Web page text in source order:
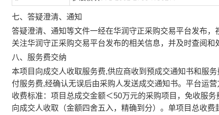
七、答疑澄清、通知
答疑澄清、通知等文件一经在华润守正采购交易平台发布，
关注华润守正采购交易平台发布的相关信息，并及时查阅和
八、服务费交纳
本项目向成交人收取服务费,供应商收到预成交通知书和服
付服务费,经确认无误后由采购人发送成交通知书。平台运
收费标准：项目总成交金额＜50万元的采购项目，免收服
向成交人收取（金额四舍五入，精确到分）。单项目总收